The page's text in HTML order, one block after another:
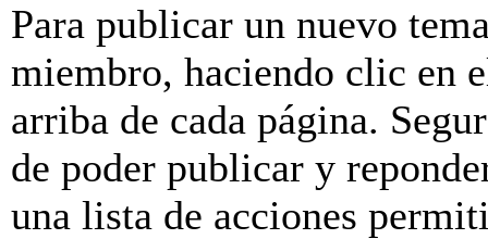
Para publicar un nuevo
miembro, haciendo clic en
arriba de cada página.
de poder publicar y
una lista de acciones